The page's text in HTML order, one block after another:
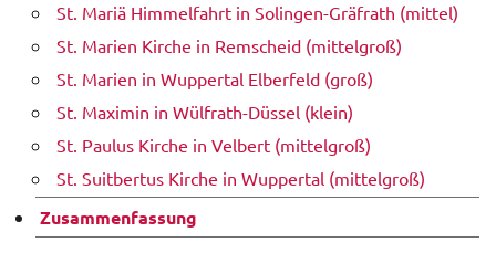
St. Mariä Himmelfahrt in Solingen-Gräfrath (mittel)
St. Marien Kirche in Remscheid (mittelgroß)
St. Marien in Wuppertal Elberfeld (groß)
St. Maximin in Wülfrath-Düssel (klein)
St. Paulus Kirche in Velbert (mittelgroß)
St. Suitbertus Kirche in Wuppertal (mittelgroß)
Zusammenfassung